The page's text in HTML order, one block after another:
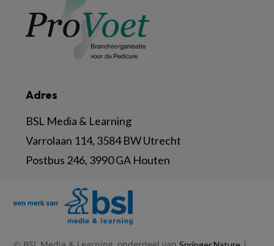
Adres
BSL Media & Learning
Varrolaan 114, 3584 BW Utrecht
Postbus 246, 3990 GA Houten